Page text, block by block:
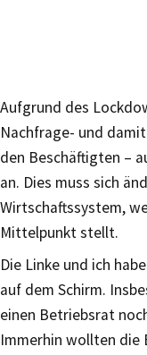
Aufgrund des
Nachfrage- und
den Beschäftigten –
an. Dies muss sich
Wirtschaftssystem,
Mittelpunkt stellt.
Die Linke und ich
auf dem Schirm.
einen Betriebsrat
Immerhin wollten die